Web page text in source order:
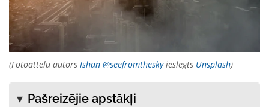
(Fotoattēlu autors Ishan @seefromtheskyieslēgts Unsplash)
Pašreizējie apstākļi